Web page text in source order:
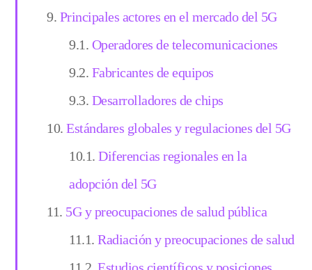
Principales actores en el mercado del 5G
Operadores de telecomunicaciones
Fabricantes de equipos
Desarrolladores de chips
Estándares globales y regulaciones del 5G
Diferencias regionales en la
adopción del 5G
5G y preocupaciones de salud pública
Radiación y preocupaciones de salud